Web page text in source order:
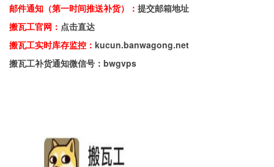
邮件通知（第一时间推送补货）： 提交邮箱地址
搬瓦工官网： 点击直达
搬瓦工实时库存监控： kucun.banwagong.net
搬瓦工补货通知微信号：bwgvps